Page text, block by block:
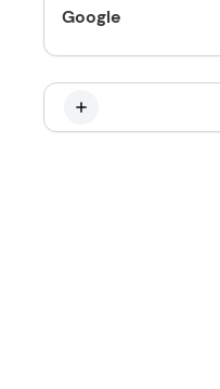
Google